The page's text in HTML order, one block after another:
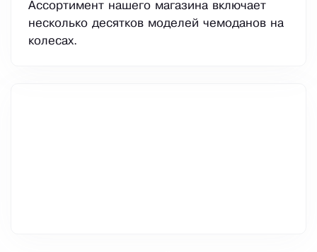
Ассортимент нашего магазина включает
несколько десятков моделей чемоданов на
колесах.